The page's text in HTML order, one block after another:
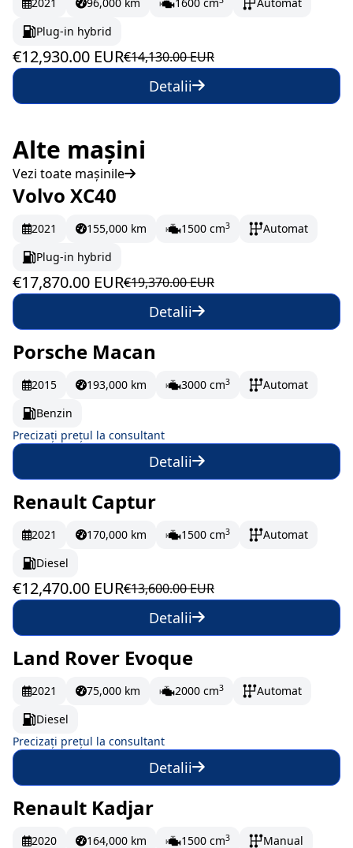
Plug-in hybrid
€12,930.00 EUR€14,130.00 EUR
Detalii
Alte mașini
Vezi toate mașinile
În stoc
297.83 EUR/lună
Volvo XC40
2021 155,000 km 1500 cm3
Automat
Plug-in hybrid
€17,870.00 EUR€19,370.00 EUR
Detalii
La comandă
Porsche Macan
2015 193,000 km 3000 cm3
Automat
Benzin
Precizați prețul la consultant
Detalii
În stoc 207.83 EUR/lună
Renault Captur
2021 170,000 km 1500 cm3
Automat
Diesel
€12,470.00 EUR€13,600.00 EUR
Detalii
La comandă
Land Rover Evoque
2021 75,000 km 2000 cm3
Automat
Diesel
Precizați prețul la consultant
Detalii
În stoc 238.33 EUR/lună
Renault Kadjar
2020 164,000 km 1500 cm3
Manual